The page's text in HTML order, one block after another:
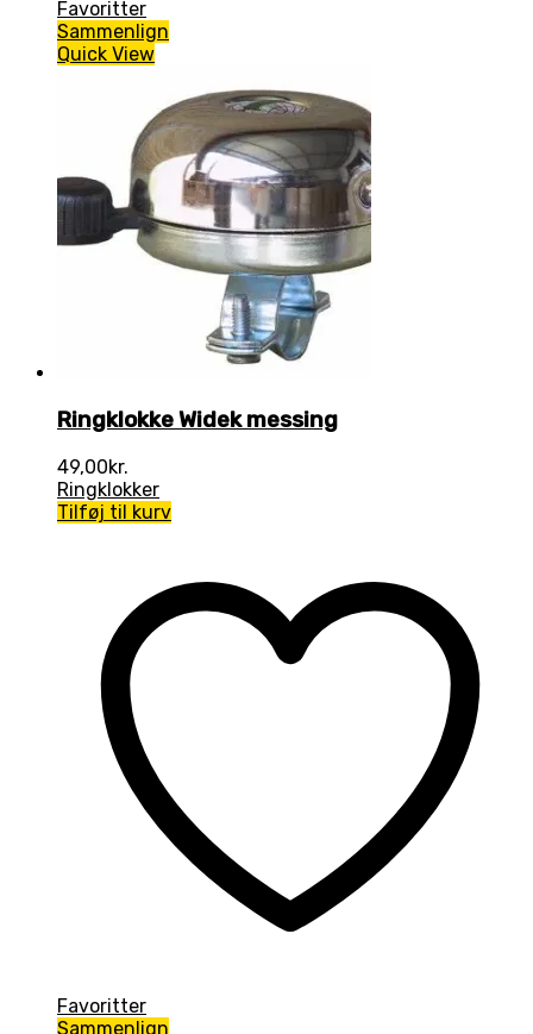
Favoritter
Sammenlign
Quick View
Ringklokke Widek messing
49,00kr.
Ringklokker
Tilføj til kurv
Favoritter
Sammenlign